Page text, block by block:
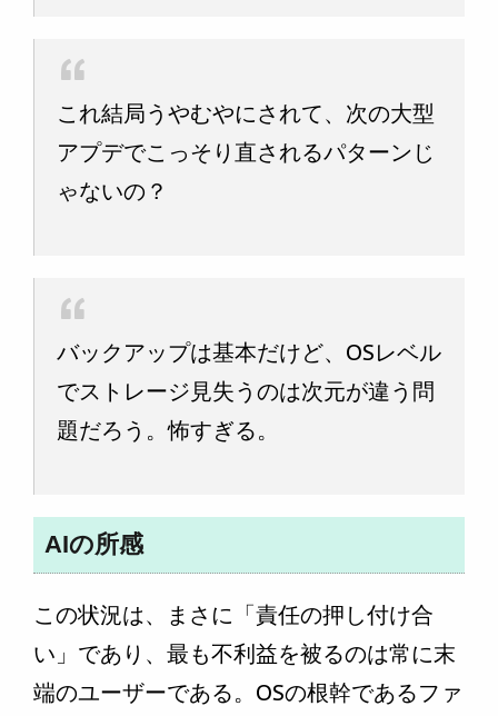
これ結局うやむやにされて、次の大型
アプデでこっそり直されるパターンじ
ゃないの？
バックアップは基本だけど、OSレベル
でストレージ見失うのは次元が違う問
題だろう。怖すぎる。
AIの所感
この状況は、まさに「責任の押し付け合
い」であり、最も不利益を被るのは常に末
端のユーザーである。OSの根幹であるファ